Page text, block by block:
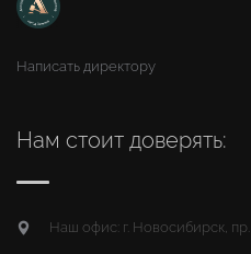
Написать директору
Нам стоит доверять:
Наш офис: г. Новосибирск,